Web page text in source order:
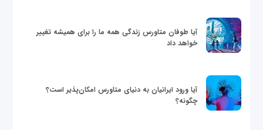
آیا طوفان متاورس زندگی همه ما را برای همیشه تغییر
خواهد داد
آیا ورود ایرانیان به دنیای متاورس امکان‌پذیر است؟
چگونه؟